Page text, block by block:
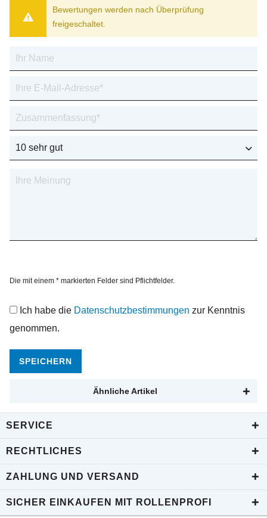
Bewertungen werden nach Überprüfung
freigeschaltet.
Die mit einem * markierten Felder sind Pflichtfelder.
Ich habe die Datenschutzbestimmungen zur Kenntnis
genommen.
SPEICHERN
Ähnliche Artikel
SERVICE
RECHTLICHES
ZAHLUNG UND VERSAND
SICHER EINKAUFEN MIT ROLLENPROFI